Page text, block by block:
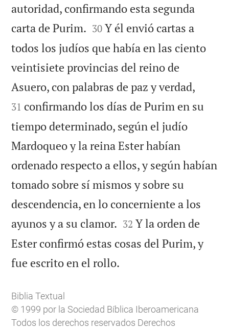
autoridad, confirmando esta segunda
carta de Purim. 

30 Y él envió cartas a
todos los judíos que había en las ciento
veintisiete provincias del reino de
Asuero, con palabras de paz y verdad,
31 confirmando los días de Purim en su
tiempo determinado, según el judío
Mardoqueo y la reina Ester habían
ordenado respecto a ellos, y según habían
tomado sobre sí mismos y sobre su
descendencia, en lo concerniente a los
ayunos y a su clamor. 

32 Y la orden de
Ester confirmó estas cosas del Purim, y
fue escrito en el rollo.
Biblia Textual
© 1999 por la Sociedad Bíblica Iberoamericana
Todos los derechos reservados Derechos